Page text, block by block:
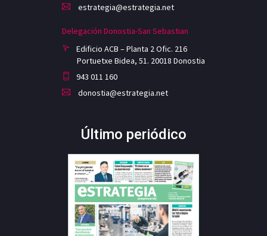
estrategia@estrategia.net
Delegación Donostia-San Sebastian
Edificio ACB – Planta 2 Ofic. 216
Portuetxe Bidea, 51. 20018 Donostia
943 011 160
donostia@estrategia.net
Último periódico